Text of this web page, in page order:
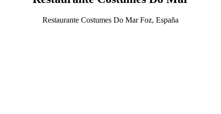
Restaurante Costumes Do Mar Foz, España